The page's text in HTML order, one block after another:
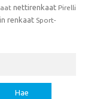
nettirenkaat Pirelli
renkaat Sport-